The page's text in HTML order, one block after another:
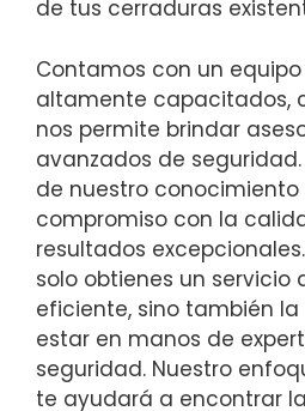
de tus cerraduras
Contamos con un
altamente capacitados,
nos permite brindar
avanzados de
de nuestro
compromiso con la
resultados
solo obtienes un servicio
eficiente, sino también
estar en manos de
seguridad. Nuestro
te ayudará a encontrar